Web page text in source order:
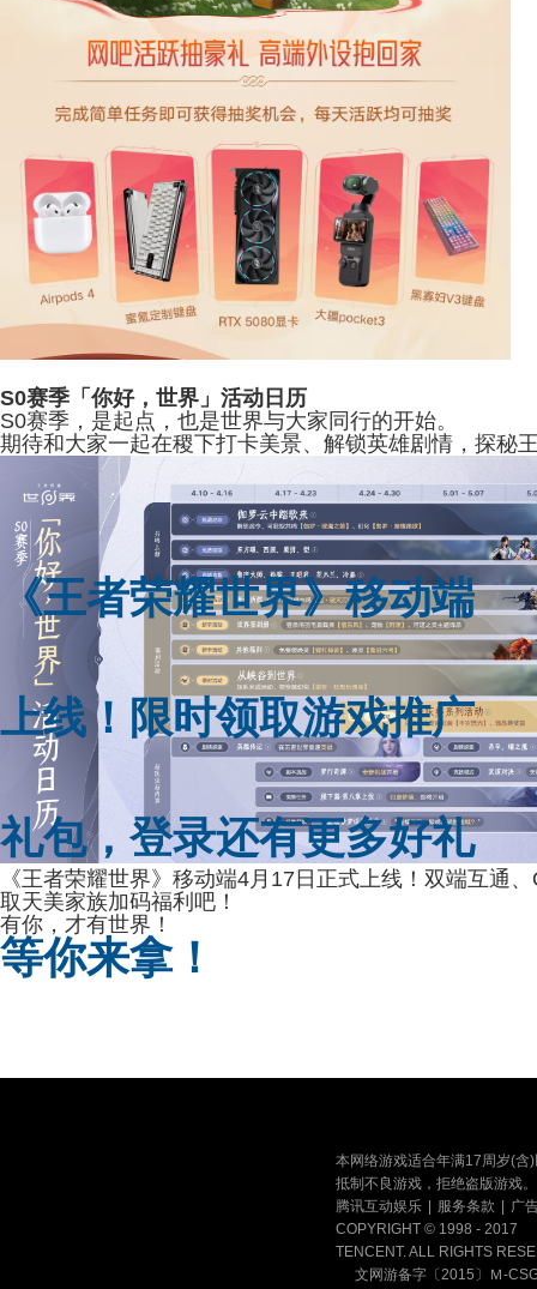
《王者荣耀世界》移动端
上线 ！ 限时领取游戏推广
礼包， 登录还有更多好礼
等你来拿！
S0赛季「你好，世界」活动日历
S0赛季，是起点，也是世界与大家同行的开始。
期待和大家一起在稷下打卡美景、解锁英雄剧情，探秘
《王者荣耀世界》移动端4月17日正式上线！双端互通
取天美家族加码福利吧！
有你，才有世界 ！
本网络游戏适合年满17周岁(含
抵制不良游戏，拒绝盗版游戏
腾讯互动娱乐 | 服务条款 | 广
COPYRIGHT © 1998 - 2017
TENCENT. ALL RIGHTS
文网游备字〔2015〕Ｍ-